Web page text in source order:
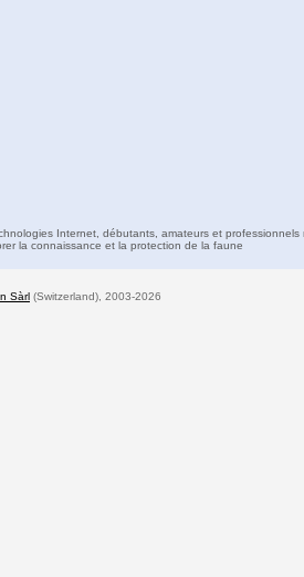
Internet, débutants, amateurs et professionnels
la connaissance et la protection de la faune
Sàrl (Switzerland), 2003-2026